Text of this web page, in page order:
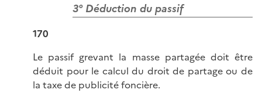
3° Déduction du passif
170
Le passif grevant la masse partagée doit être
déduit pour le calcul du droit de partage ou de
la taxe de publicité foncière.